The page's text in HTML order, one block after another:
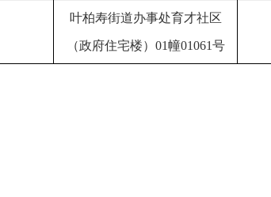
叶柏寿街道办事处育才社区
（政府住宅楼）01幢01061号